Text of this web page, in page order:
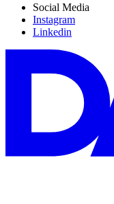
Social Media
Instagram
Linkedin